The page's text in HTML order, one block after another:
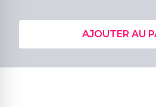
AJOUTER AU